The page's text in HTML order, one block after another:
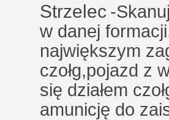
Strzelec -
w danej
największym
czołg,pojazd z
się działem
amunicję do